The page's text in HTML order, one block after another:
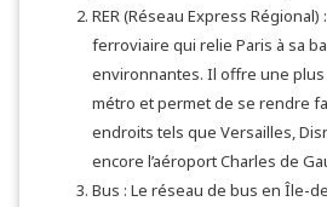
RER (Réseau Express Régional)
ferroviaire qui relie Paris à sa
environnantes. Il offre une
métro et permet de se rendre
endroits tels que Versailles,
encore l’aéroport Charles de
Bus : Le réseau de bus en Île-